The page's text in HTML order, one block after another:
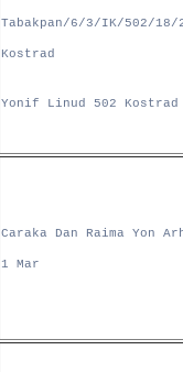
Tabakpan/6/3/IK/502/18/
Kostrad
Yonif Linud 502 Kostrad
Caraka Dan Raima Yon
1 Mar